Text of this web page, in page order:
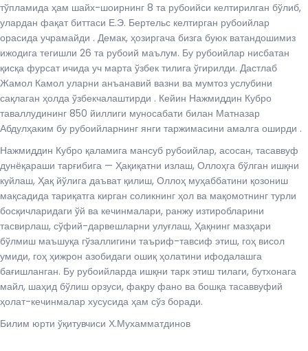
тўпламида ҳам шайх-шоирнинг 8 та рубоийси келтирилган бўлиб,
улардан фақат биттаси Е.Э. Бертельс келтирган рубоийлар
орасида учрамайди . Демак, ҳозиргача бизга буюк ватандошимиз
ижодига тегишли 26 та рубоий маълум. Бу рубоийлар нисбатан
қисқа фурсат ичида уч марта ўзбек тилига ўгирилди. Дастлаб
Жамол Камол уларни анъанавий вазни ва мумтоз услубини
сақлаган ҳолда ўзбекчалаштирди . Кейин Нажмиддин Кубро
таваллудининг 850 йиллиги муносабати билан Матназар
Абдулҳаким бу рубоийларнинг янги таржимасини амалга оширди .
Нажмиддин Кубро қаламига мансуб рубоийлар, асосан, тасаввуф
дунёқараши тарғибига — Ҳақиқатни излаш, Оллоҳга бўлган ишқни
куйлаш, Ҳақ йўлига даъват қилиш, Оллоҳ муҳаббатини қозониш
мақсадида тариқатга кирган соликнинг ҳол ва мақомотнинг турли
босқичларидаги ўй ва кечинмалари, ранжу изтиробларини
тасвирлаш, сўфий-дарвешларни улуғлаш, Ҳақнинг мазҳари
бўлмиш маъшуқа гўзаллигини таъриф-тавсиф этиш, гоҳ висол
умиди, гоҳ ҳижрон азобидаги ошиқ ҳолатини ифодалашга
бағишланган. Бу рубоийларда ишқни тарк этиш тилаги, бутхонага
майл, шаҳид бўлиш орзуси, фақру фано ва бошқа тасаввуфий
ҳолат-кечинмалар хусусида ҳам сўз боради.
Билим юрти ўқитувчиси Х.Мухамматдинов